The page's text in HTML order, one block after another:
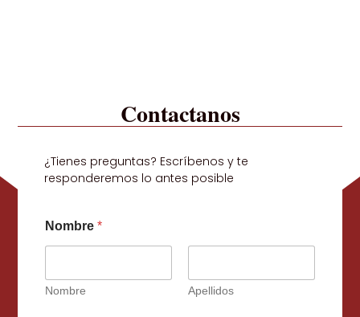
Contactanos
¿Tienes preguntas? Escríbenos y te
responderemos lo antes posible
Nombre *
Nombre Apellidos